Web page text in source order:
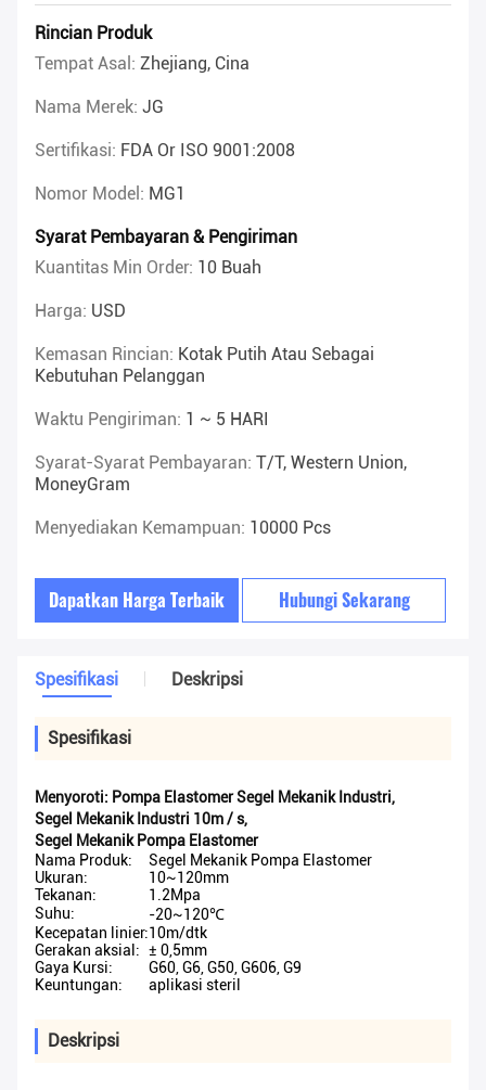
Rincian Produk
Tempat Asal: Zhejiang, Cina
Nama Merek: JG
Sertifikasi: FDA Or ISO 9001:2008
Nomor Model: MG1
Syarat Pembayaran & Pengiriman
Kuantitas Min Order: 10 Buah
Harga: USD
Kemasan Rincian: Kotak Putih Atau Sebagai
Kebutuhan Pelanggan
Waktu Pengiriman: 1 ~ 5 HARI
Syarat-Syarat Pembayaran: T/T, Western Union,
MoneyGram
Menyediakan Kemampuan: 10000 Pcs
Dapatkan Harga Terbaik Hubungi Sekarang
Spesifikasi Deskripsi
Spesifikasi
Menyoroti: Pompa Elastomer Segel Mekanik Industri,
Segel Mekanik Industri 10m / s,
Segel Mekanik Pompa Elastomer
Nama Produk:
Segel Mekanik Pompa Elastomer
Ukuran:
10~120mm
Tekanan:
1.2Mpa
Suhu:
-20~120℃
Kecepatan linier:10m/dtk
Gerakan aksial: ± 0,5mm
Gaya Kursi:
G60, G6, G50, G606, G9
Keuntungan:
aplikasi steril
Deskripsi